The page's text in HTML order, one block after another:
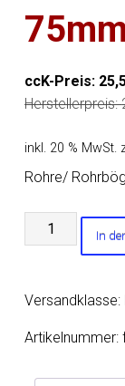
75mm
ccK-Preis:
Herstellerpreis:
inkl. 20 % MwSt.
Rohre/
Rohrbogen
geweitet
d1Ø
Schenkellänge
In
Versandklasse:
Artikelnummer: